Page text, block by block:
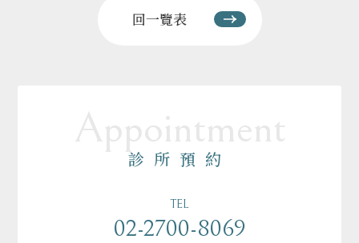
回一覽表
診所預約
TEL
02-2700-8069